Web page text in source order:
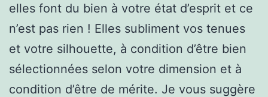
elles font du bien à votre état d’esprit et ce
n’est pas rien ! Elles subliment vos tenues
et votre silhouette, à condition d’être bien
sélectionnées selon votre dimension et à
condition d’être de mérite. Je vous suggère